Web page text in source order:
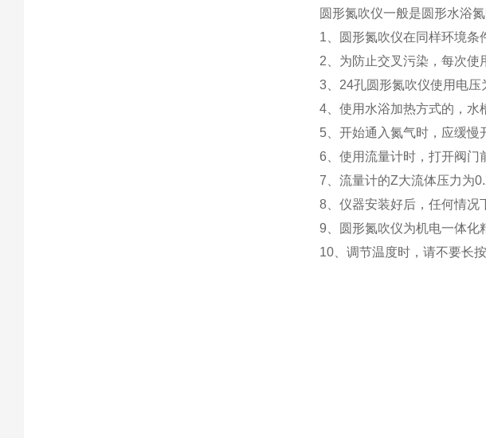
圆形氮吹仪一般是圆形水浴
1、圆形氮吹仪在同样环境条
2、为防止交叉污染，每次使
3、24孔圆形氮吹仪使用电压
4、使用水浴加热方式的，水
5、开始通入氮气时，应缓慢
6、使用流量计时，打开阀门
7、流量计的Z大流体压力为
8、仪器安装好后，任何情况
9、圆形氮吹仪为机电一体化
10、调节温度时，请不要长